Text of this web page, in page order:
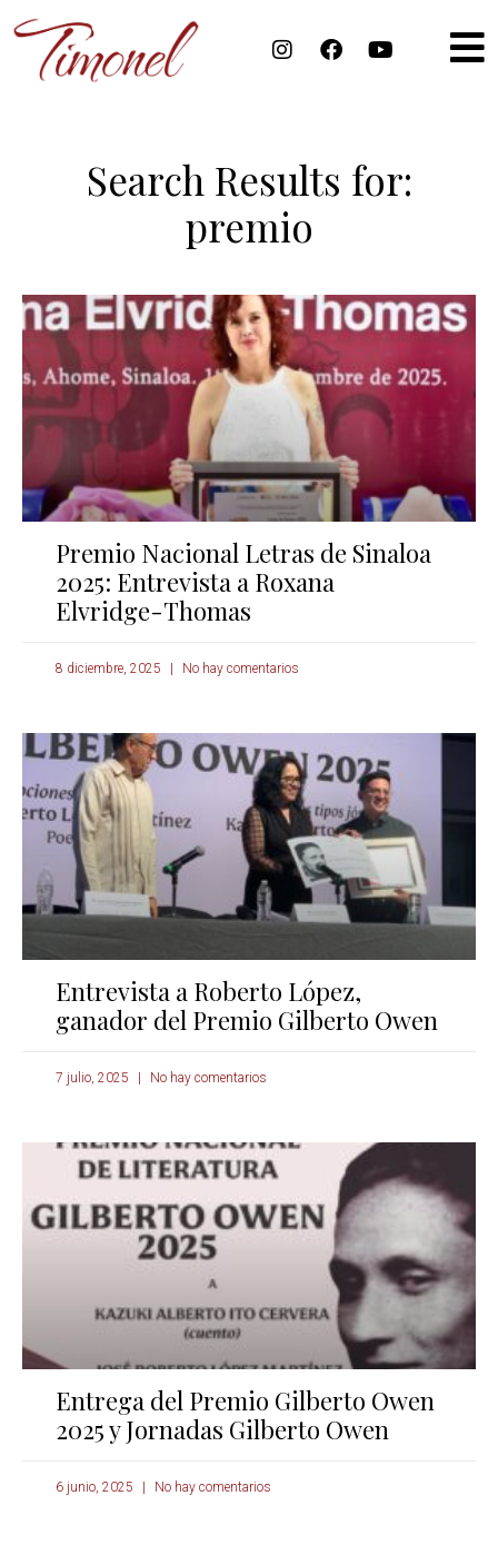
Search Results for:
premio
Premio Nacional Letras de Sinaloa
2025: Entrevista a Roxana
Elvridge-Thomas
8 diciembre, 2025 No hay comentarios
Entrevista a Roberto López,
ganador del Premio Gilberto Owen
7 julio, 2025 No hay comentarios
Entrega del Premio Gilberto Owen
2025 y Jornadas Gilberto Owen
6 junio, 2025 No hay comentarios